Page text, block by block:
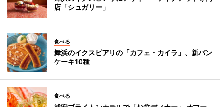
店「シュガリー」
食べる
舞浜のイクスピアリの「カフェ・カイラ」、新パン
ケーキ10種
食べる